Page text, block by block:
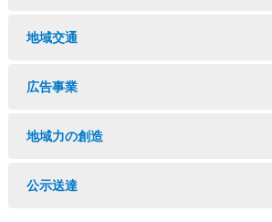
地域交通
広告事業
地域力の創造
公示送達